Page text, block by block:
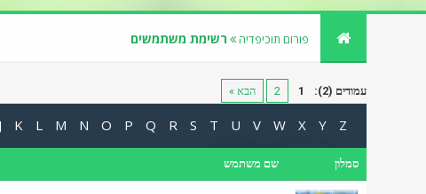
פורום תוכיפדיה רשימת משתמשים
עמודים (2): 1
2 הבא »
J K L M N O P Q R S T U V W X Y Z
סמלון שם משתמש